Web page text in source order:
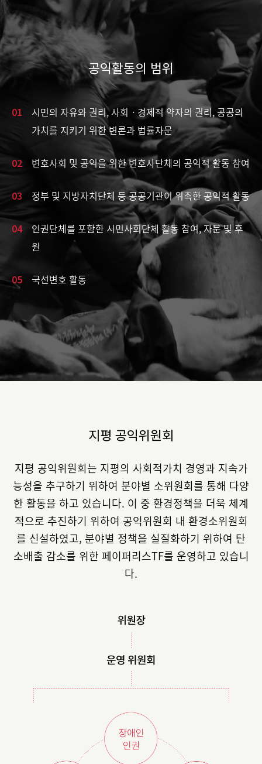
공익활동의 범위
01
시민의 자유와 권리, 사회ㆍ경제적 약자의 권리, 공공의
가치를 지키기 위한 변론과 법률자문
02 변호사회 및 공익을 위한 변호사단체의 공익적 활동 참여
03 정부 및 지방자치단체 등 공공기관이 위촉한 공익적 활동
04
인권단체를 포함한 시민사회단체 활동 참여, 자문 및 후
원
05 국선변호 활동
지평 공익위원회
지평 공익위원회는 지평의 사회적가치 경영과 지속가
능성을 추구하기 위하여 분야별 소위원회를 통해 다양
한 활동을 하고 있습니다. 이 중 환경정책을 더욱 체계
적으로 추진하기 위하여 공익위원회 내 환경소위원회
를 신설하였고, 분야별 정책을 실질화하기 위하여 탄
소배출 감소를 위한 페이퍼리스TF를 운영하고 있습니
다.